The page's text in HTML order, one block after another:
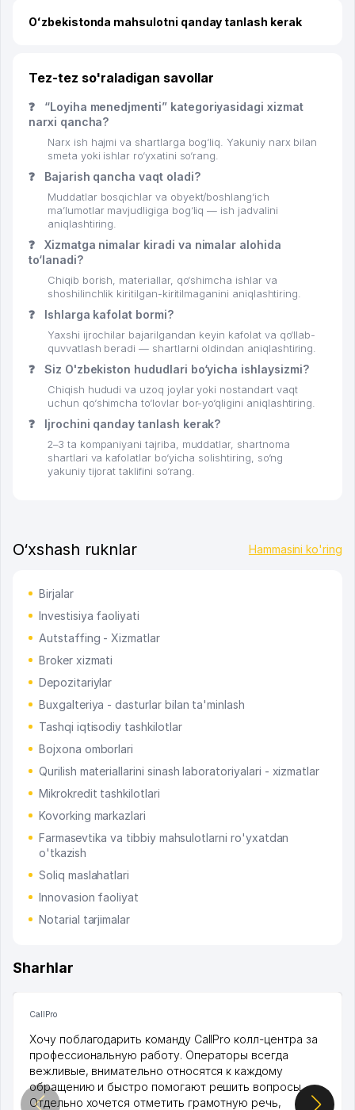
Oʻzbekistonda mahsulotni qanday tanlash kerak
Tez-tez so'raladigan savollar
❓
“Loyiha menedjmenti” kategoriyasidagi xizmat
narxi qancha?
Narx ish hajmi va shartlarga bog‘liq. Yakuniy narx bilan
smeta yoki ishlar ro‘yxatini so‘rang.
❓ Bajarish qancha vaqt oladi?
Muddatlar bosqichlar va obyekt/boshlang‘ich
ma’lumotlar mavjudligiga bog‘liq — ish jadvalini
aniqlashtiring.
❓
Xizmatga nimalar kiradi va nimalar alohida
to‘lanadi?
Chiqib borish, materiallar, qo‘shimcha ishlar va
shoshilinchlik kiritilgan-kiritilmaganini aniqlashtiring.
❓ Ishlarga kafolat bormi?
Yaxshi ijrochilar bajarilgandan keyin kafolat va qo‘llab-
quvvatlash beradi — shartlarni oldindan aniqlashtiring.
❓ Siz O'zbekiston hududlari bo‘yicha ishlaysizmi?
Chiqish hududi va uzoq joylar yoki nostandart vaqt
uchun qo‘shimcha to‘lovlar bor-yo‘qligini aniqlashtiring.
❓ Ijrochini qanday tanlash kerak?
2–3 ta kompaniyani tajriba, muddatlar, shartnoma
shartlari va kafolatlar bo‘yicha solishtiring, so‘ng
yakuniy tijorat taklifini so‘rang.
O‘xshash ruknlar Hammasini ko'ring
Birjalar
Investisiya faoliyati
Autstaffing - Xizmatlar
Broker xizmati
Depozitariylar
Buxgalteriya - dasturlar bilan ta'minlash
Tashqi iqtisodiy tashkilotlar
Bojxona omborlari
Qurilish materiallarini sinash laboratoriyalari - xizmatlar
Mikrokredit tashkilotlari
Kovorking markazlari
Farmasevtika va tibbiy mahsulotlarni ro'yxatdan
o'tkazish
Soliq maslahatlari
Innovasion faoliyat
Notarial tarjimalar
Sharhlar
CallPro
Хочу поблагодарить команду CallPro колл-центра за
профессиональную работу. Операторы всегда
вежливые, внимательно относятся к каждому
обращению и быстро помогают решить вопросы.
Отдельно хочется отметить грамотную речь,